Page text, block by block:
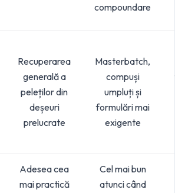
compoundare
Recuperarea
generală a
peleților din
deșeuri
prelucrate
Masterbatch,
compuși
umpluți și
formulări mai
exigente
Adesea cea
mai practică
Cel mai bun
atunci când